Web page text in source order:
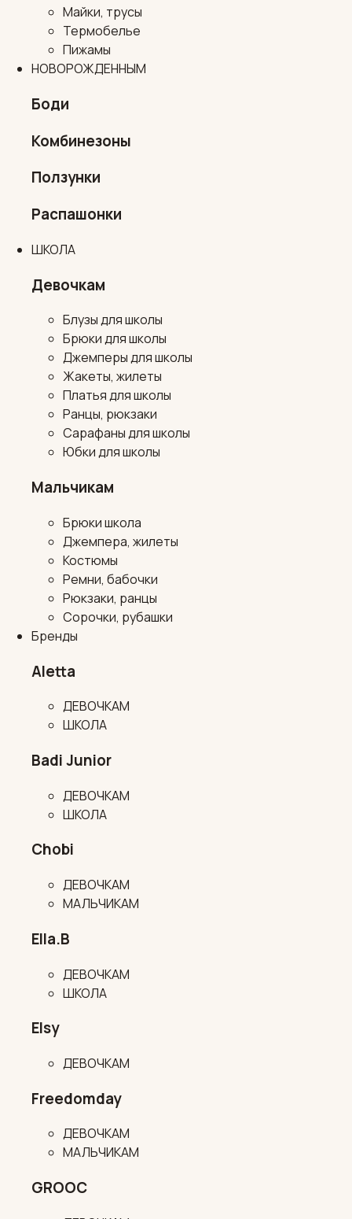
Майки, трусы
Термобелье
Пижамы
НОВОРОЖДЕННЫМ
Боди
Комбинезоны
Ползунки
Распашонки
ШКОЛА
Девочкам
Блузы для школы
Брюки для школы
Джемперы для школы
Жакеты, жилеты
Платья для школы
Ранцы, рюкзаки
Сарафаны для школы
Юбки для школы
Мальчикам
Брюки школа
Джемпера, жилеты
Костюмы
Ремни, бабочки
Рюкзаки, ранцы
Сорочки, рубашки
Бренды
Aletta
ДЕВОЧКАМ
ШКОЛА
Badi Junior
ДЕВОЧКАМ
ШКОЛА
Chobi
ДЕВОЧКАМ
МАЛЬЧИКАМ
Ella.B
ДЕВОЧКАМ
ШКОЛА
Elsy
ДЕВОЧКАМ
Freedomday
ДЕВОЧКАМ
МАЛЬЧИКАМ
GROOC